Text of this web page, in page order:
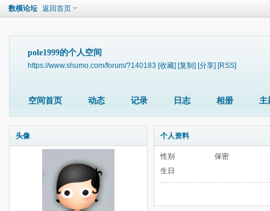
数模论坛 返回首页
pole1999的个人空间
https://www.shumo.com/forum/?140183 [收藏] [复制] [分享] [RSS]
空间首页 动态 记录 日志 相册 主
头像 个人资料
性别
保密
生日